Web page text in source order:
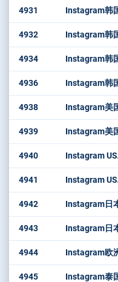
4931 Instagram韩
4932 Instagram韩
4934 Instagram韩
4936 Instagram韩
4938 Instagram美
4939 Instagram美
4940 Instagram
4941 Instagram
4942 Instagram日
4943 Instagram日
4944 Instagram欧
4945 Instagram泰